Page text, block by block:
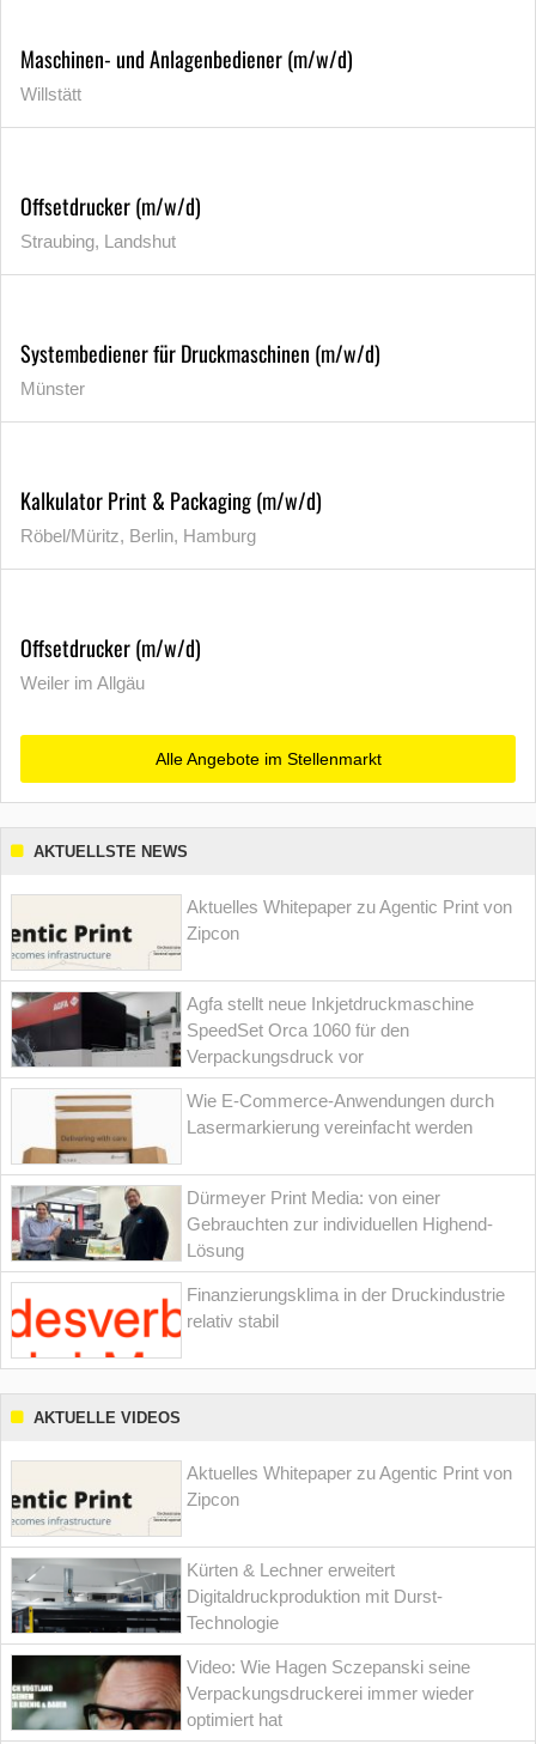
Maschinen- und Anlagenbediener (m/w/d)
Willstätt
Offsetdrucker (m/w/d)
Straubing, Landshut
Systembediener für Druckmaschinen (m/w/d)
Münster
Kalkulator Print & Packaging (m/w/d)
Röbel/Müritz, Berlin, Hamburg
Offsetdrucker (m/w/d)
Weiler im Allgäu
Alle Angebote im Stellenmarkt
AKTUELLSTE NEWS
Aktuelles Whitepaper zu Agentic Print von
Zipcon
Agfa stellt neue Inkjetdruckmaschine
SpeedSet Orca 1060 für den
Verpackungsdruck vor
Wie E-Commerce-Anwendungen durch
Lasermarkierung vereinfacht werden
Dürmeyer Print Media: von einer
Gebrauchten zur individuellen Highend-
Lösung
Finanzierungsklima in der Druckindustrie
relativ stabil
AKTUELLE VIDEOS
Aktuelles Whitepaper zu Agentic Print von
Zipcon
Kürten & Lechner erweitert
Digitaldruckproduktion mit Durst-
Technologie
Video: Wie Hagen Sczepanski seine
Verpackungsdruckerei immer wieder
optimiert hat